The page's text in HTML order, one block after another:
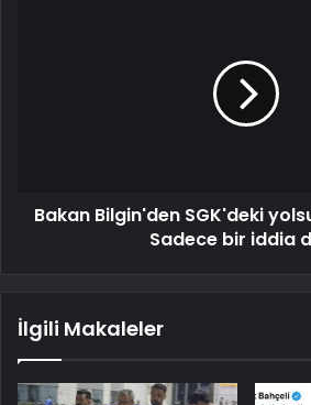
Bakan Bilgin'den SGK'deki
Sadece bir iddia
İlgili Makaleler